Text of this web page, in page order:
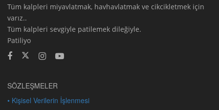
Tüm kalpleri miyavlatmak, havhavlatmak ve cikcikletmek için
varız..
Tüm kalpleri sevgiyle patilemek dileğiyle.
Patiliyo
SÖZLEŞMELER
• Kişisel Verilerin İşlenmesi